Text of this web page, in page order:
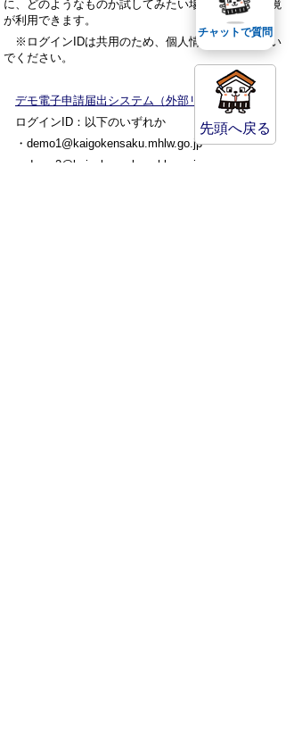
に、どのようなものか試してみたい場合は、デモ環境
が利用できます。
※ログインIDは共用のため、個人情報は入力しない
でください。
デモ電子申請届出システム（外部リンク）
ログインID：以下のいずれか
・demo1@kaigokensaku.mhlw.go.jp
・demo2@kaigokensaku.mhlw.go.jp
先頭へ戻る
チャットで質問